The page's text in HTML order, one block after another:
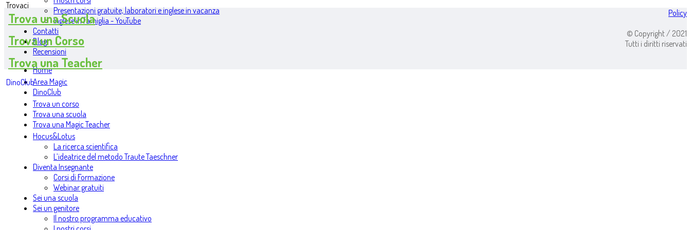
Presentazioni gratuite, laboratori e inglese in vacanza
Inglese in famiglia - YouTube
Contatti
Blog
Recensioni
Home
Area Magic
DinoClub
Trova un corso
Trova una scuola
Trova una Magic Teacher
Hocus&Lotus
La ricerca scientifica
L’ideatrice del metodo Traute Taeschner
Diventa Insegnante
Corsi di Formazione
Webinar gratuiti
Sei una scuola
Sei un genitore
Il nostro programma educativo
Trovaci
Trova una Scuola
Trova un Corso
Trova una Teacher
DinoClub
Policy
© Copyright / 2021
Tutti i diritti riservati